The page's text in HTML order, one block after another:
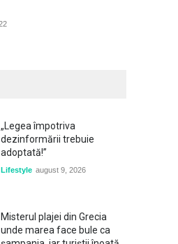
„Legea împotriva
dezinformării trebuie
adoptată!”
Lifestyle august 9, 2026
Misterul plajei din Grecia
unde marea face bule ca